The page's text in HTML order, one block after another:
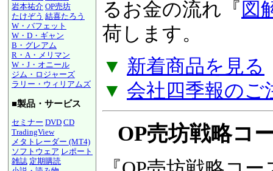
岩本祐介 OP売坊
たけぞう 結喜たろう
W・バフェット
W・D・ギャン
B・グレアム
R・A・メリマン
W・J・オニール
ジム・ロジャーズ
ラリー・ウィリアムズ
■製品・サービス
セミナー DVD CD
TradingView
メタトレーダー (MT4)
ソフトウェア レポート
雑誌 定期購読
資』、地図とイン
るお金の流れ『
荷します。
▼ 新着商品を見る
▼ 会社四季報のご
OP売坊戦略コ